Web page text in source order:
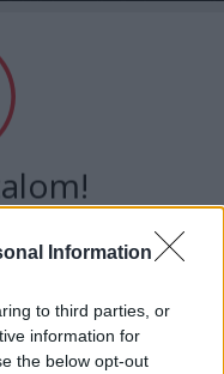
Information
to third parties, or
information for
the below opt-out
ÉVES